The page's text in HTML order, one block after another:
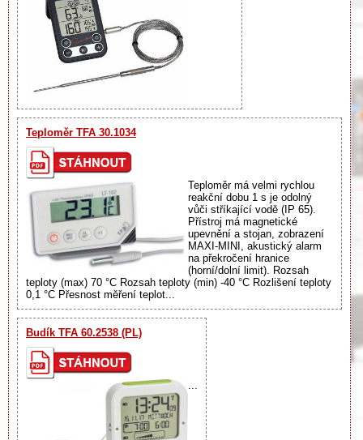
Teploměr TFA 30.1034
Teploměr má velmi rychlou
reakční dobu 1 s je odolný
vůči stříkající vodě (IP 65).
Přístroj má magnetické
upevnění a stojan, zobrazení
MAXI-MINI, akustický alarm
na překročení hranice
(horní/dolní limit). Rozsah
teploty (max) 70 °C Rozsah teploty (min) -40 °C Rozlišení teploty
0,1 °C Přesnost měření teplot...
Budík TFA 60.2538 (PL)